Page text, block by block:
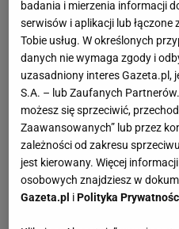
badania i mierzenia informacji
serwisów i aplikacji lub
Tobie usług. W określonych
danych nie wymaga zgody i
uzasadniony interes Gazeta.pl,
S.A. – lub Zaufanych
możesz się sprzeciwić,
Zaawansowanych” lub przez
zależności od zakresu
jest kierowany. Więcej
osobowych znajdziesz w
Gazeta.pl iPolityka